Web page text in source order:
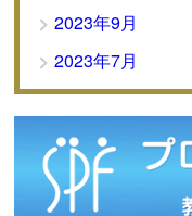
2023年9月
2023年7月